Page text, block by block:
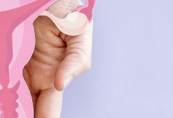
Grossesse et chaleur : ce
que dit la science